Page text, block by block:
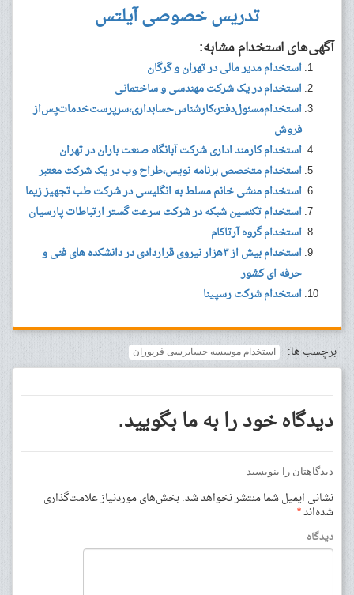
تدریس خصوصی آیلتس
آگهی‌های استخدام مشابه:
استخدام مدیر مالی در تهران و گرگان
استخدام در یک شرکت مهندسی و ساختمانی
استخدام‌مسئول‌دفتر،کارشناس‌حسابداری،سرپرست‌خدمات‌پس‌از
فروش
استخدام کارمند اداری شرکت آبانگاه صنعت باران در تهران
استخدام متخصص برنامه نویس،طراح وب در یک شرکت معتبر
استخدام منشی خانم مسلط به انگلیسی در شرکت طب تجهیز زیما
استخدام تکنسین شبکه در شرکت سرعت گستر ارتباطات پارسیان
استخدام گروه آرتاکام
استخدام بیش از ۳هزار نیروی قراردادی در دانشکده های فنی و
حرفه ای کشور
استخدام شرکت رسپینا
برچسب ها: استخدام موسسه حسابرسی فریوران
دیدگاه خود را به ما بگویید.
دیدگاهتان را بنویسید
نشانی ایمیل شما منتشر نخواهد شد.بخش‌های موردنیاز علامت‌گذاری
شده‌اند*
دیدگاه